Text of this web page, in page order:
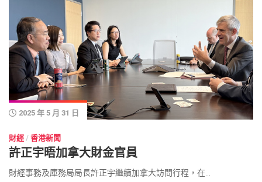
2025 年 5 月 31 日
財經 / 香港新聞
許正宇晤加拿大財金官員
財經事務及庫務局局長許正宇繼續加拿大訪問行程，在...